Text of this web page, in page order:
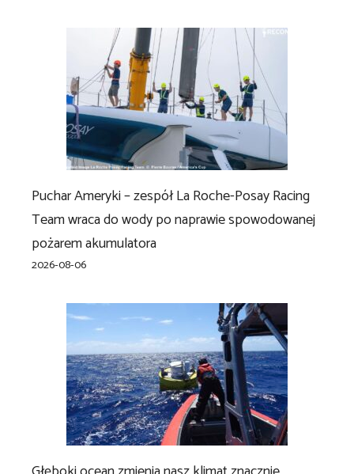
Puchar Ameryki – zespół La Roche-Posay Racing
Team wraca do wody po naprawie spowodowanej
pożarem akumulatora
2026-08-06